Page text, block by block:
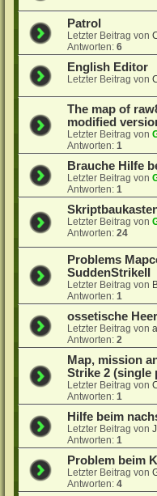
Patrol
Letzter Beitrag von
Antworten:6
English Editor
Letzter Beitrag von
The map of
modified
Letzter Beitrag von
Antworten:1
Brauche Hilfe
Letzter Beitrag von
Antworten:1
Letzter Beitrag von
Antworten:24
Problems
SuddenStrikeII
Letzter Beitrag von
Antworten:1
ossetische
Letzter Beitrag von
Antworten:2
Map, mission
Strike 2 (single
Letzter Beitrag von
Antworten:1
Hilfe beim
Letzter Beitrag von
Antworten:1
Problem beim
Letzter Beitrag von
Antworten:4